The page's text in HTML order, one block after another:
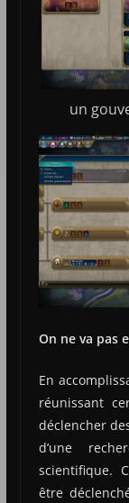
un
On ne va pas
En
réunissant
déclencher
d’une
scientifique.
être